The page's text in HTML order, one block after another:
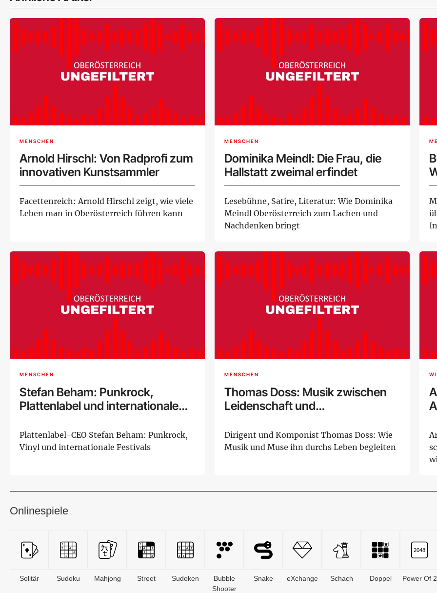
MENSCHEN
Arnold Hirschl: Von Radprofi zum
innovativen Kunstsammler
Facettenreich: Arnold Hirschl zeigt, wie viele
Leben man in Oberösterreich führen kann
MENSCHEN
Dominika Meindl: Die Frau, die
Hallstatt zweimal erfindet
Lesebühne, Satire, Literatur: Wie Dominika
Meindl Oberösterreich zum Lachen und
Nachdenken bringt
MENSCHEN
Stefan Beham: Punkrock,
Plattenlabel und internationale
Musikszene
Plattenlabel-CEO Stefan Beham: Punkrock,
Vinyl und internationale Festivals
MENSCHEN
Thomas Doss: Musik zwischen
Leidenschaft und
internationalem Erfolg
Dirigent und Komponist Thomas Doss: Wie
Musik und Muse ihn durchs Leben begleiten
Onlinespiele
Solitär Sudoku Mahjong Street Sudoken
Bubble
Shooter
Snake eXchange Schach Doppel Power Of 2